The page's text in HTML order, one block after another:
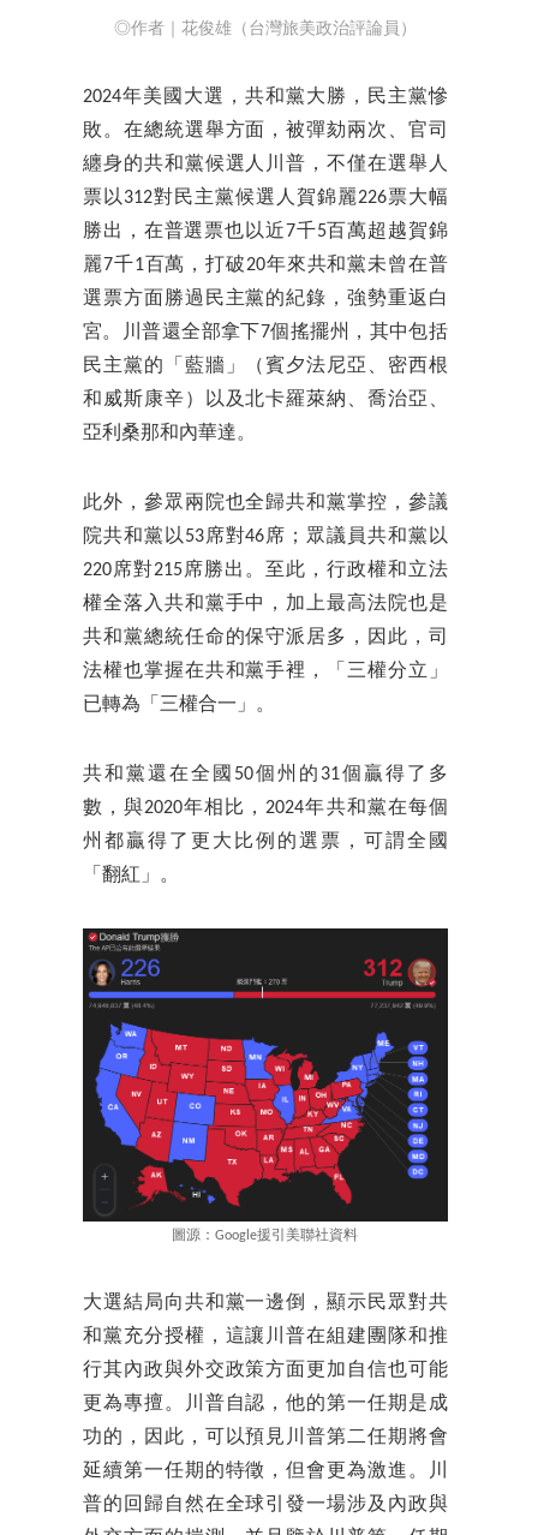
◎作者｜花俊雄（台灣旅美政治評論員）
2024年美國大選，共和黨大勝，民主黨慘
敗。在總統選舉方面，被彈劾兩次、官司
纏身的共和黨候選人川普，不僅在選舉人
票以312對民主黨候選人賀錦麗226票大幅
勝出，在普選票也以近7千5百萬超越賀錦
麗7千1百萬，打破20年來共和黨未曾在普
選票方面勝過民主黨的紀錄，強勢重返白
宮。川普還全部拿下7個搖擺州，其中包括
民主黨的「藍牆」（賓夕法尼亞、密西根
和威斯康辛）以及北卡羅萊納、喬治亞、
亞利桑那和內華達。
此外，參眾兩院也全歸共和黨掌控，參議
院共和黨以53席對46席；眾議員共和黨以
220席對215席勝出。至此，行政權和立法
權全落入共和黨手中，加上最高法院也是
共和黨總統任命的保守派居多，因此，司
法權也掌握在共和黨手裡，「三權分立」
已轉為「三權合一」。
共和黨還在全國50個州的31個贏得了多
數，與2020年相比，2024年共和黨在每個
州都贏得了更大比例的選票，可謂全國
「翻紅」。
圖源：Google援引美聯社資料
大選結局向共和黨一邊倒，顯示民眾對共
和黨充分授權，這讓川普在組建團隊和推
行其內政與外交政策方面更加自信也可能
更為專擅。川普自認，他的第一任期是成
功的，因此，可以預見川普第二任期將會
延續第一任期的特徵，但會更為激進。川
普的回歸自然在全球引發一場涉及內政與